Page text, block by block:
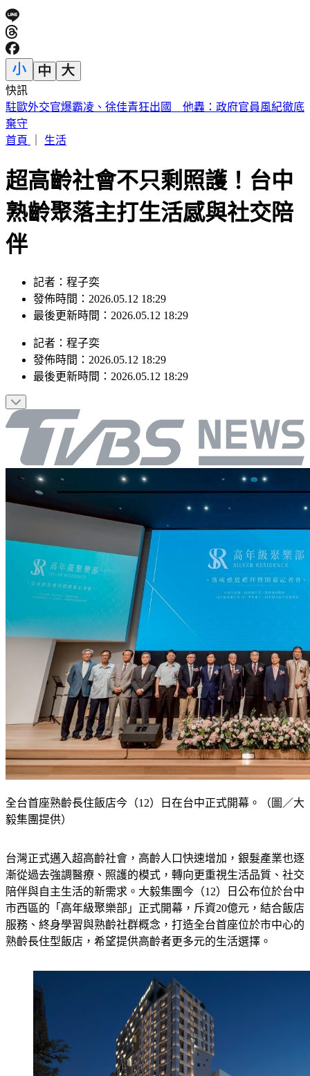
快訊
輕度颱風「琵鷺」生成！洋面三颱共舞 最新路徑曝
首頁
超高齡社會不只剩照護！台中
熟齡聚落主打生活感與社交陪
伴
發佈時間：2026.05.12 18:29
最後更新時間：2026.05.12 18:29
發佈時間：2026.05.12 18:29
最後更新時間：2026.05.12 18:29
毅集團提供）
漸從過去強調醫療、照護的模式，轉向更重視生活品質、社交
陪伴與自主生活的新需求。大毅集團今（12）日公布位於台中
市西區的「高年級聚樂部」正式開幕，斥資20億元，結合飯店
服務、終身學習與熟齡社群概念，打造全台首座位於市中心的
熟齡長住型飯店，希望提供高齡者更多元的生活選擇。